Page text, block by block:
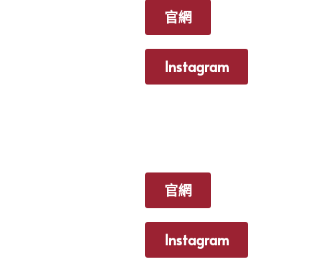
官網
Instagram
官網
Instagram